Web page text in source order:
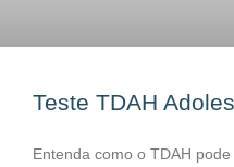
Teste TDAH
Entenda como o TDAH